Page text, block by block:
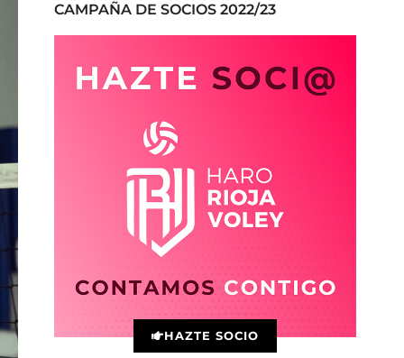
CAMPAÑA DE SOCIOS 2022/23
HAZTE SOCIO